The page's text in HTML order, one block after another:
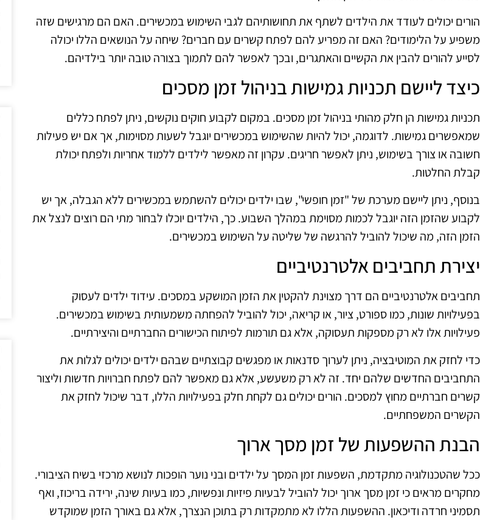
הורים יכולים לעודד את הילדים לשתף את תחושותיהם לגבי השימוש במכשירים. האם הם מרגישים שזה
משפיע על הלימודים? האם זה מפריע להם לפתח קשרים עם חברים? שיחה על הנושאים הללו יכולה
לסייע להורים להבין את הקשיים והאתגרים, ובכך לאפשר להם לתמוך בצורה טובה יותר בילדיהם.
כיצד ליישם תכניות גמישות בניהול זמן מסכים
תכניות גמישות הן חלק מהותי בניהול זמן מסכים. במקום לקבוע חוקים נוקשים, ניתן לפתח כללים
שמאפשרים גמישות. לדוגמה, יכול להיות שהשימוש במכשירים יוגבל לשעות מסוימות, אך אם יש פעילות
חשובה או צורך בשימוש, ניתן לאפשר חריגים. עקרון זה מאפשר לילדים ללמוד אחריות ולפתח יכולת
קבלת החלטות.
בנוסף, ניתן ליישם מערכת של "זמן חופשי", שבו ילדים יכולים להשתמש במכשירים ללא הגבלה, אך יש
לקבוע שהזמן הזה יוגבל לכמות מסוימת במהלך השבוע. כך, הילדים יוכלו לבחור מתי הם רוצים לנצל את
הזמן הזה, מה שיכול להוביל להרגשה של שליטה על השימוש במכשירים.
יצירת תחביבים אלטרנטיביים
תחביבים אלטרנטיביים הם דרך מצוינת להקטין את הזמן המושקע במסכים. עידוד ילדים לעסוק
בפעילויות שונות, כמו ספורט, ציור, או קריאה, יכול להוביל להפחתה משמעותית בשימוש במכשירים.
פעילויות אלו לא רק מספקות תעסוקה, אלא גם תורמות לפיתוח הכישורים החברתיים והיצירתיים.
כדי לחזק את המוטיבציה, ניתן לערוך סדנאות או מפגשים קבוצתיים שבהם ילדים יכולים לגלות את
התחביבים החדשים שלהם יחד. זה לא רק משעשע, אלא גם מאפשר להם לפתח חברויות חדשות וליצור
קשרים חברתיים מחוץ למסכים. הורים יכולים גם לקחת חלק בפעילויות הללו, דבר שיכול לחזק את
הקשרים המשפחתיים.
הבנת ההשפעות של זמן מסך ארוך
ככל שהטכנולוגיה מתקדמת, השפעות זמן המסך על ילדים ובני נוער הופכות לנושא מרכזי בשיח הציבורי.
מחקרים מראים כי זמן מסך ארוך יכול להוביל לבעיות פיזיות ונפשיות, כמו בעיות שינה, ירידה בריכוז, ואף
תסמיני חרדה ודיכאון. ההשפעות הללו לא מתמקדות רק בתוכן הנצרך, אלא גם באורך הזמן שמוקדש